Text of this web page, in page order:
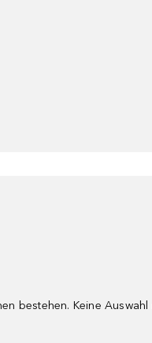
bestehen. Keine